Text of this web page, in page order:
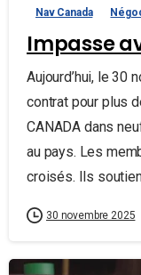
Nav Canada
Impasse
Aujourd’hui, le 30
contrat pour plus
CANADA dans
au pays. Les
croisés. Ils
30 novembre 2025